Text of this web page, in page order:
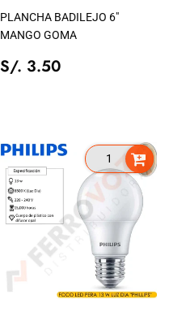
PLANCHA BADILEJO 6"
MANGO GOMA
PRECIO
TIENDA
S/. 3.50